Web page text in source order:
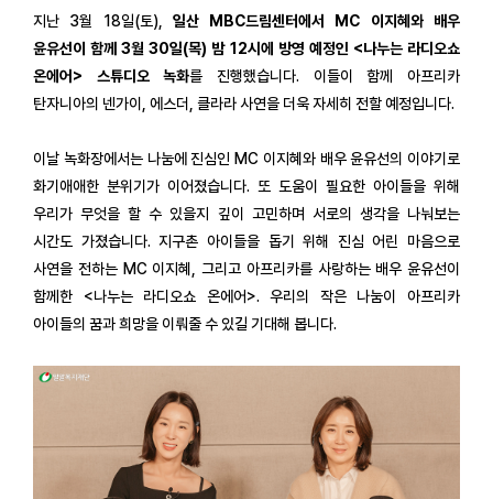
지난 3월 18일(토), 일산 MBC드림센터에서 MC 이지혜와 배우
윤유선이 함께 3월 30일(목) 밤 12시에 방영 예정인 <나누는 라디오쇼
온에어> 스튜디오 녹화를 진행했습니다. 이들이 함께 아프리카
탄자니아의 넨가이, 에스더, 클라라 사연을 더욱 자세히 전할 예정입니다.
이날 녹화장에서는 나눔에 진심인 MC 이지혜와 배우 윤유선의 이야기로
화기애애한 분위기가 이어졌습니다. 또 도움이 필요한 아이들을 위해
우리가 무엇을 할 수 있을지 깊이 고민하며 서로의 생각을 나눠보는
시간도 가졌습니다. 지구촌 아이들을 돕기 위해 진심 어린 마음으로
사연을 전하는 MC 이지혜, 그리고 아프리카를 사랑하는 배우 윤유선이
함께한 <나누는 라디오쇼 온에어>. 우리의 작은 나눔이 아프리카
아이들의 꿈과 희망을 이뤄줄 수 있길 기대해 봅니다.